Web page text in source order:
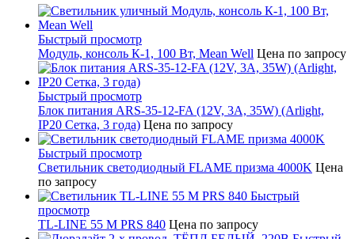
Быстрый просмотр
Модуль, консоль К-1, 100 Вт, Mean Well Цена по запросу
Быстрый просмотр
Блок питания ARS-35-12-FA (12V, 3A, 35W) (Arlight,
IP20 Сетка, 3 года) Цена по запросу
Быстрый просмотр
Светильник светодиодный FLAME призма 4000K Цена
по запросу
Быстрый
просмотр
TL-LINE 55 M PRS 840 Цена по запросу